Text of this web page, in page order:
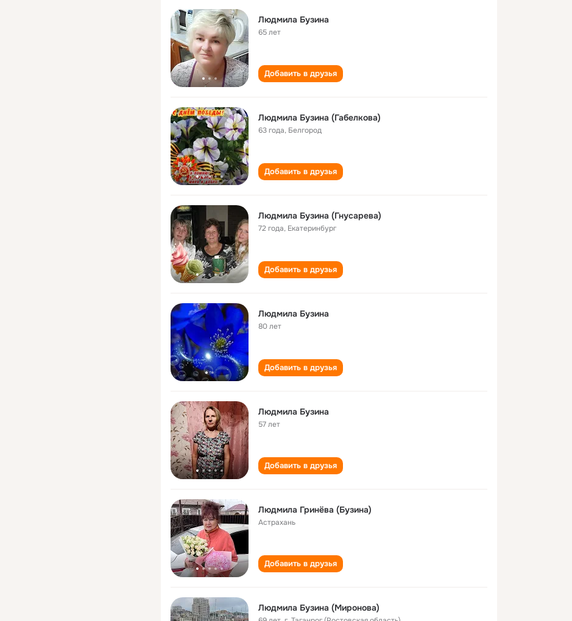
Людмила Бузина
65 лет
Добавить в друзья
Людмила Бузина (Габелкова)
63 года, Белгород
Добавить в друзья
Людмила Бузина (Гнусарева)
72 года, Екатеринбург
Добавить в друзья
Людмила Бузина
80 лет
Добавить в друзья
Людмила Бузина
57 лет
Добавить в друзья
Людмила Гринёва (Бузина)
Астрахань
Добавить в друзья
Людмила Бузина (Миронова)